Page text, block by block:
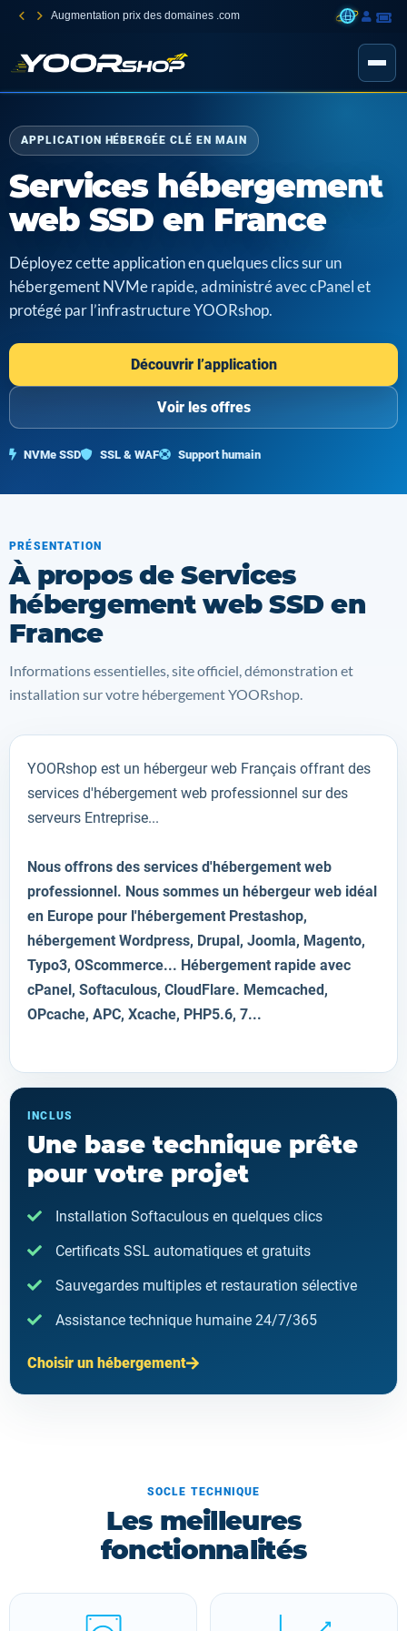
Augmentation prix des domaines .com
APPLICATION HÉBERGÉE CLÉ EN MAIN
Services hébergement
web SSD en France
Déployez cette application en quelques clics sur un
hébergement NVMe rapide, administré avec cPanel et
protégé par l’infrastructure YOORshop.
Découvrir l’application
Voir les offres
NVMe SSD SSL & WAF Support humain
PRÉSENTATION
À propos de Services
hébergement web SSD en
France
Informations essentielles, site officiel, démonstration et
installation sur votre hébergement YOORshop.
YOORshop est un hébergeur web Français offrant des
services d'hébergement web professionnel sur des
serveurs Entreprise...
Nous offrons des services d'hébergement web
professionnel. Nous sommes un hébergeur web idéal
en Europe pour l'hébergement Prestashop,
hébergement Wordpress, Drupal, Joomla, Magento,
Typo3, OScommerce... Hébergement rapide avec
cPanel, Softaculous, CloudFlare. Memcached,
OPcache, APC, Xcache, PHP5.6, 7...
INCLUS
Une base technique prête
pour votre projet
Installation Softaculous en quelques clics
Certificats SSL automatiques et gratuits
Sauvegardes multiples et restauration sélective
Assistance technique humaine 24/7/365
Choisir un hébergement
SOCLE TECHNIQUE
Les meilleures
fonctionnalités